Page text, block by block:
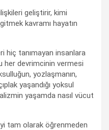
geliştirir, kimi
gitmek kavramı hayatın
hiç tanımayan insanlara
her devrimcinin vermesi
yozlaşmanın,
yaşandığı yoksul
yaşamda nasıl vücut
tam olarak öğrenmeden